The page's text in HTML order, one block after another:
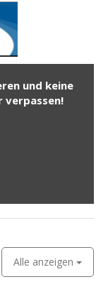
und keine
verpassen!
Alle anzeigen